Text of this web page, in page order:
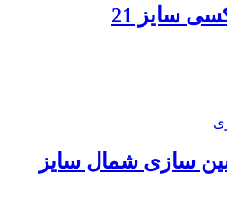
سایز 21
سازی شمال سایز